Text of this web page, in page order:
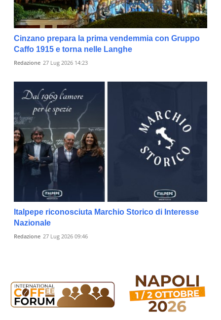
Cinzano prepara la prima vendemmia con Gruppo
Caffo 1915 e torna nelle Langhe
Redazione 27 Lug 2026 14:23
Italpepe riconosciuta Marchio Storico di Interesse
Nazionale
Redazione 27 Lug 2026 09:46